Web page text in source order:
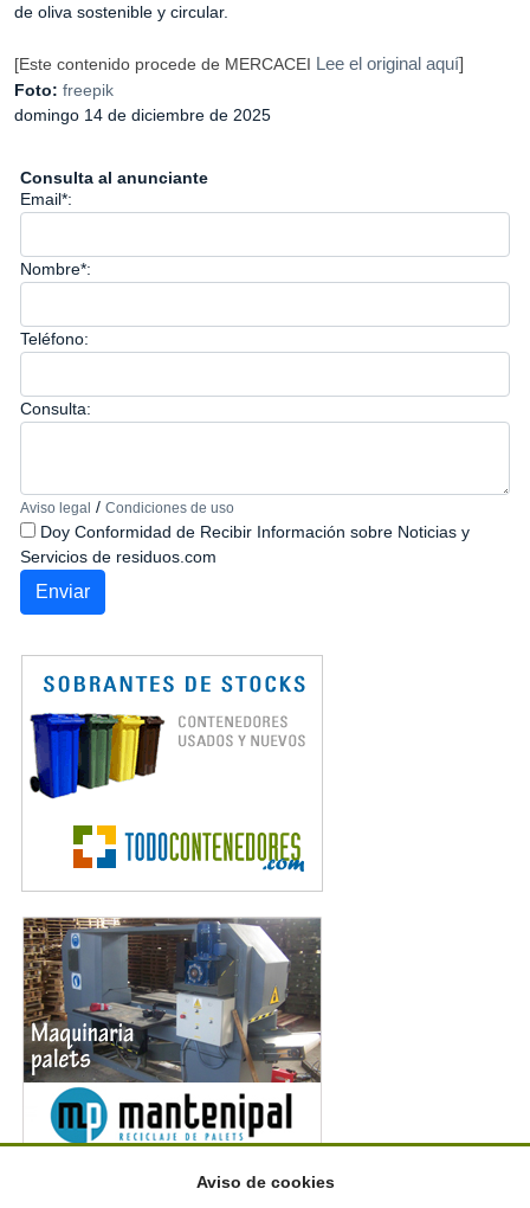
de oliva sostenible y circular.
[Este contenido procede de MERCACEI Lee el original aquí]
Foto: freepik
domingo 14 de diciembre de 2025
Consulta al anunciante
Email*:
Nombre*:
Teléfono:
Consulta:
Aviso legal / Condiciones de uso
Doy Conformidad de Recibir Información sobre Noticias y
Servicios de residuos.com
Aviso de cookies